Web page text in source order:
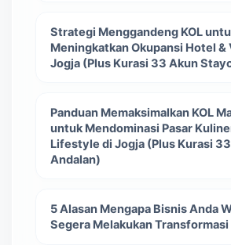
Strategi Menggandeng KOL
Meningkatkan Okupansi Hotel &
Jogja (Plus Kurasi 33 Akun
Panduan Memaksimalkan KOL
untuk Mendominasi Pasar
Lifestyle di Jogja (Plus Kurasi
Andalan)
5 Alasan Mengapa Bisnis Anda
Segera Melakukan